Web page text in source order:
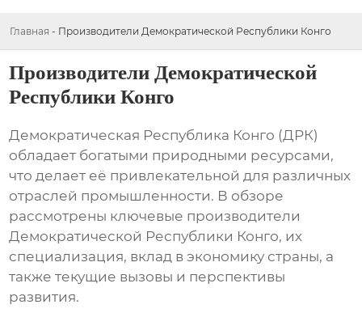
Главная - Производители Демократической Республики Конго
Производители Демократической
Республики Конго
Демократическая Республика Конго (ДРК)
обладает богатыми природными ресурсами,
что делает её привлекательной для различных
отраслей промышленности. В обзоре
рассмотрены ключевые производители
Демократической Республики Конго, их
специализация, вклад в экономику страны, а
также текущие вызовы и перспективы
развития.